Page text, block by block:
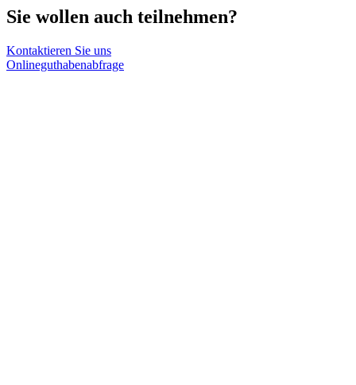
Sie wollen auch teilnehmen?
Kontaktieren Sie uns
Onlineguthabenabfrage